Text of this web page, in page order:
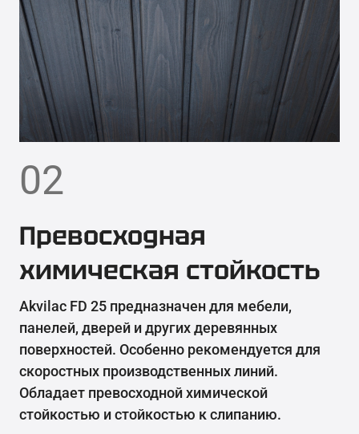
02
Превосходная
химическая стойкость
Akvilac FD 25 предназначен для мебели,
панелей, дверей и других деревянных
поверхностей. Особенно рекомендуется для
скоростных производственных линий.
Обладает превосходной химической
стойкостью и стойкостью к слипанию.